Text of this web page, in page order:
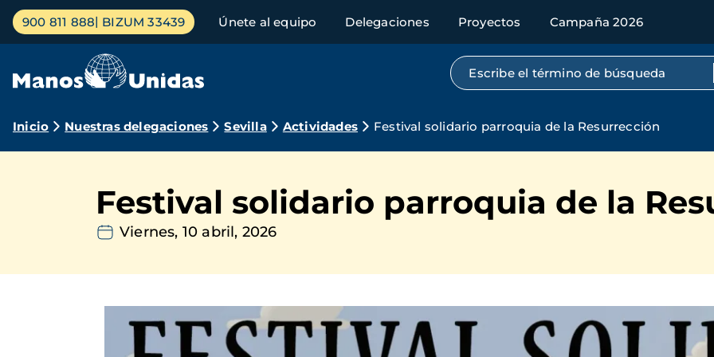
Pasar
contenido
Menú
principal
900 811 888 BIZUM 33439 Únete al equipo Delegaciones Proyectos Campaña 2026
Búsqueda por texto completo
Ruta
navegación
Inicio Nuestras delegaciones Sevilla Actividades Festival solidario parroquia de la Resurrección
Festival solidario parroquia de la
Viernes, 10 abril, 2026